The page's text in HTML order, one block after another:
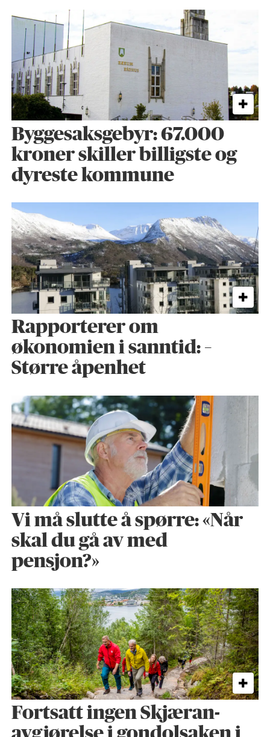
Byggesaks­gebyr: 67.000
kroner skiller billigste og
dyreste kommune
Rapporterer om
økonomien i sanntid: –
Større åpenhet
Vi må slutte å spørre: «Når
skal du gå av med
pensjon?»
Fortsatt ingen Skjæran-